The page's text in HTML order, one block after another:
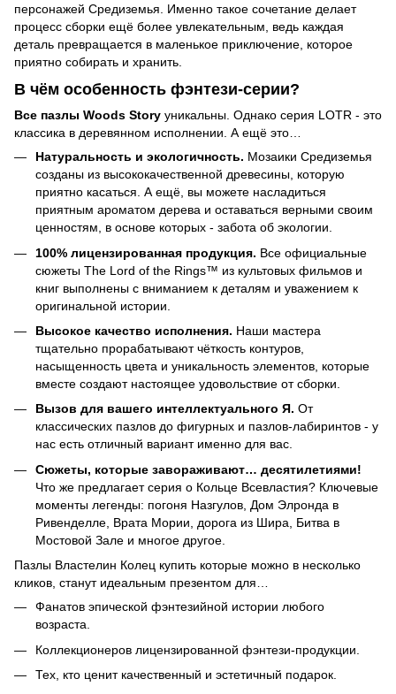
персонажей Средиземья. Именно такое сочетание делает
процесс сборки ещё более увлекательным, ведь каждая
деталь превращается в маленькое приключение, которое
приятно собирать и хранить.
В чём особенность фэнтези-серии?
Все пазлы Woods Story уникальны. Однако серия LOTR - это
классика в деревянном исполнении. А ещё это…
Натуральность и экологичность. Мозаики Средиземья
созданы из высококачественной древесины, которую
приятно касаться. А ещё, вы можете насладиться
приятным ароматом дерева и оставаться верными своим
ценностям, в основе которых - забота об экологии.
100% лицензированная продукция. Все официальные
сюжеты The Lord of the Rings™ из культовых фильмов и
книг выполнены с вниманием к деталям и уважением к
оригинальной истории.
Высокое качество исполнения. Наши мастера
тщательно прорабатывают чёткость контуров,
насыщенность цвета и уникальность элементов, которые
вместе создают настоящее удовольствие от сборки.
Вызов для вашего интеллектуального Я. От
классических пазлов до фигурных и пазлов-лабиринтов - у
нас есть отличный вариант именно для вас.
Сюжеты, которые завораживают… десятилетиями!
Что же предлагает серия о Кольце Всевластия? Ключевые
моменты легенды: погоня Назгулов, Дом Элронда в
Ривенделле, Врата Мории, дорога из Шира, Битва в
Мостовой Зале и многое другое.
Пазлы Властелин Колец купить которые можно в несколько
кликов, станут идеальным презентом для…
Фанатов эпической фэнтезийной истории любого
возраста.
Коллекционеров лицензированной фэнтези-продукции.
Тех, кто ценит качественный и эстетичный подарок.